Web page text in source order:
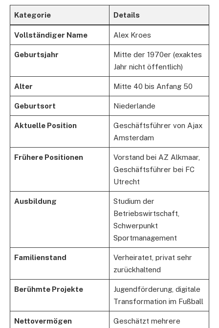
Kategorie Details
Vollständiger Name Alex Kroes
Geburtsjahr
Mitte der 1970er (exaktes
Jahr nicht öffentlich)
Alter Mitte 40 bis Anfang 50
Geburtsort Niederlande
Aktuelle Position
Geschäftsführer von Ajax
Amsterdam
Frühere Positionen
Vorstand bei AZ Alkmaar,
Geschäftsführer bei FC
Utrecht
Ausbildung
Studium der
Betriebswirtschaft,
Schwerpunkt
Sportmanagement
Familienstand
Verheiratet, privat sehr
zurückhaltend
Berühmte Projekte
Jugendförderung, digitale
Transformation im Fußball
Nettovermögen Geschätzt mehrere